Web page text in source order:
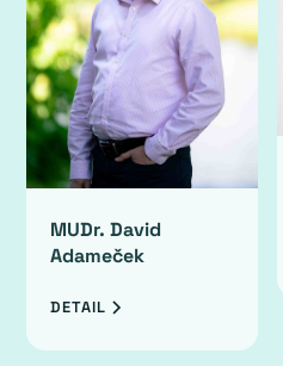
MUDr. David
Adameček
DETAIL